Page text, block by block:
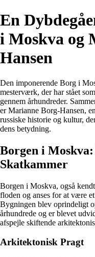
En
i Moskva og
Hansen
Den imponerende Borg i
mesterværk, der har stået
gennem århundreder.
er Marianne Borg-Hansen,
russiske historie og kultur,
dens betydning.
Borgen i
Skatkammer
Borgen i Moskva, også
floden og anses for at være
Bygningen blev oprindeligt
århundrede og er blevet
afspejle skiftende
Arkitektonisk Pragt